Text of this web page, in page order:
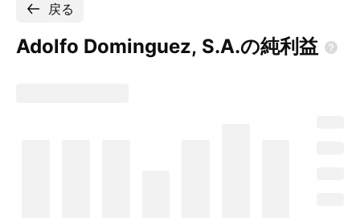
戻る
Adolfo Dominguez, S.A.の純利益